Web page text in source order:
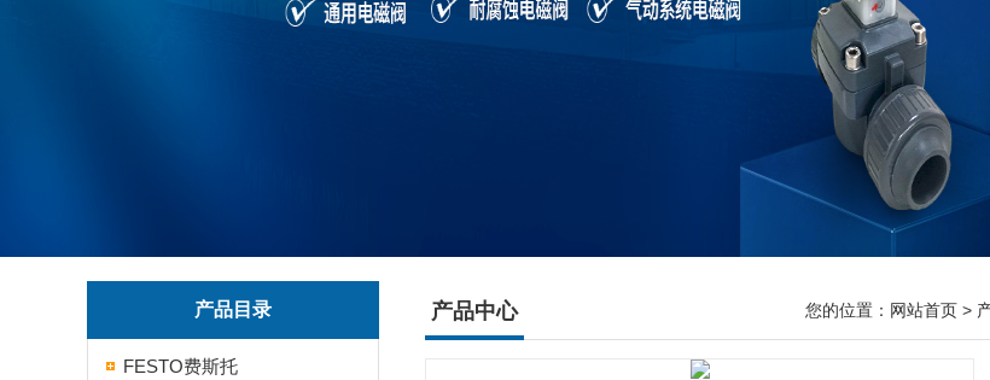
产品目录
FESTO费斯托
产品中心 您的位置： 网站首页 >